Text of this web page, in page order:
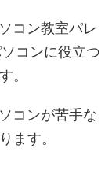
コン教室パレ
コンに役立つ
。
コンが苦手な
ます。